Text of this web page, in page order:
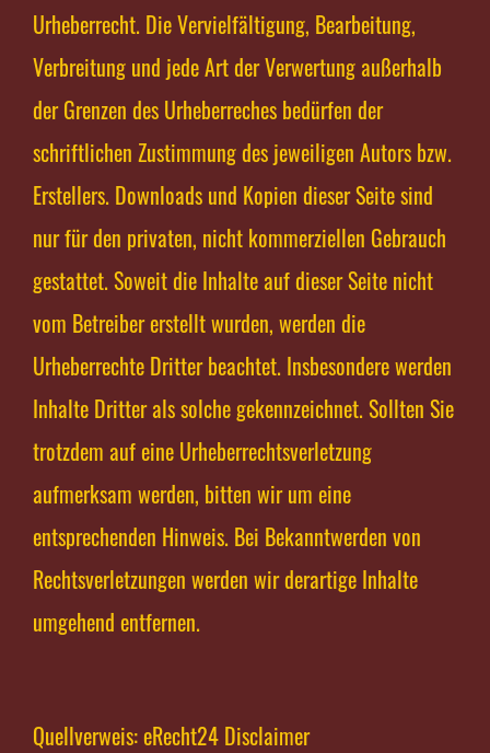
Urheberrecht. Die Vervielfältigung, Bearbeitung,
Verbreitung und jede Art der Verwertung außerhalb
der Grenzen des Urheberreches bedürfen der
schriftlichen Zustimmung des jeweiligen Autors bzw.
Erstellers. Downloads und Kopien dieser Seite sind
nur für den privaten, nicht kommerziellen Gebrauch
gestattet. Soweit die Inhalte auf dieser Seite nicht
vom Betreiber erstellt wurden, werden die
Urheberrechte Dritter beachtet. Insbesondere werden
Inhalte Dritter als solche gekennzeichnet. Sollten Sie
trotzdem auf eine Urheberrechtsverletzung
aufmerksam werden, bitten wir um eine
entsprechenden Hinweis. Bei Bekanntwerden von
Rechtsverletzungen werden wir derartige Inhalte
umgehend entfernen.
Quellverweis: eRecht24 Disclaimer